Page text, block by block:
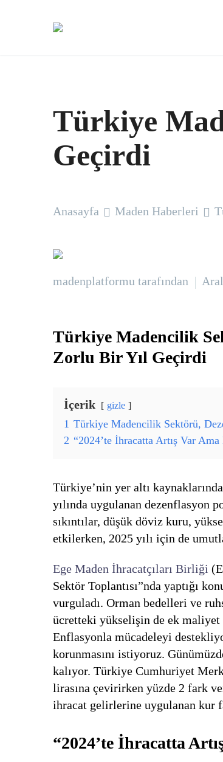
Türkiye
Geçirdi
Anasayfa Maden Haberleri
madenplatformu tarafından
Türkiye Madencilik
Zorlu Bir Yıl Geçirdi
İçerik gizle
1 Türkiye Madencilik Sektörü,
2 “2024’te İhracatta Artış Var Ama
Türkiye’nin yer altı
yılında uygulanan dezenflasyon
sıkıntılar, düşük döviz kuru,
etkilerken, 2025 yılı için de
Ege Maden İhracatçıları Birliği
Sektör Toplantısı”nda yaptığı
vurguladı. Orman bedelleri ve
ücretteki yükselişin de ek
Enflasyonla mücadeleyi
korunmasını istiyoruz.
kalıyor. Türkiye Cumhuriyet
lirasına çevirirken yüzde 2 fark
ihracat gelirlerine uygulanan kur
“2024’te İhracatta